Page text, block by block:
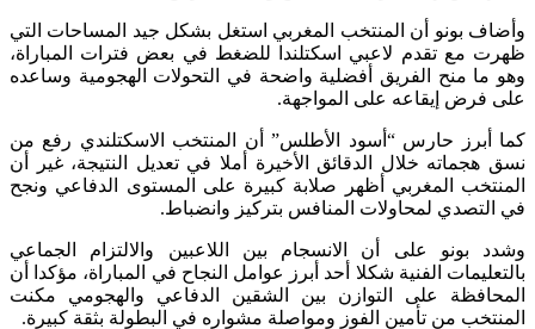
وأضاف بونو أن المنتخب المغربي استغل بشكل جيد المساحات التي
ظهرت مع تقدم لاعبي اسكتلندا للضغط في بعض فترات المباراة،
وهو ما منح الفريق أفضلية واضحة في التحولات الهجومية وساعده
على فرض إيقاعه على المواجهة.
كما أبرز حارس “أسود الأطلس” أن المنتخب الاسكتلندي رفع من
نسق هجماته خلال الدقائق الأخيرة أملا في تعديل النتيجة، غير أن
المنتخب المغربي أظهر صلابة كبيرة على المستوى الدفاعي ونجح
في التصدي لمحاولات المنافس بتركيز وانضباط.
وشدد بونو على أن الانسجام بين اللاعبين والالتزام الجماعي
بالتعليمات الفنية شكلا أحد أبرز عوامل النجاح في المباراة، مؤكدا أن
المحافظة على التوازن بين الشقين الدفاعي والهجومي مكنت
المنتخب من تأمين الفوز ومواصلة مشواره في البطولة بثقة كبيرة.